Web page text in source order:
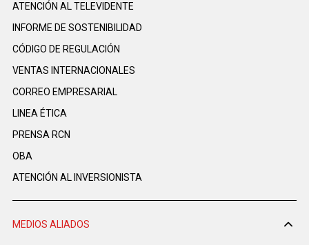
ATENCIÓN AL TELEVIDENTE
INFORME DE SOSTENIBILIDAD
CÓDIGO DE REGULACIÓN
VENTAS INTERNACIONALES
CORREO EMPRESARIAL
LINEA ÉTICA
PRENSA RCN
OBA
ATENCIÓN AL INVERSIONISTA
MEDIOS ALIADOS